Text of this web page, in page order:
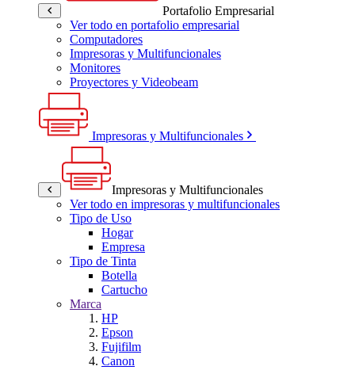
Portafolio Empresarial
Ver todo en portafolio empresarial
Computadores
Impresoras y Multifuncionales
Monitores
Proyectores y Videobeam
Impresoras y Multifuncionales
Impresoras y Multifuncionales
Ver todo en impresoras y multifuncionales
Tipo de Uso
Hogar
Empresa
Tipo de Tinta
Botella
Cartucho
Marca
HP
Epson
Fujifilm
Canon